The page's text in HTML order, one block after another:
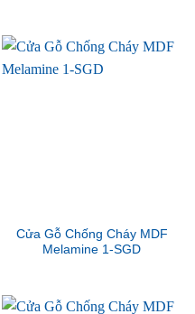
Cửa Gỗ Chống Cháy MDF
Melamine 1-SGD